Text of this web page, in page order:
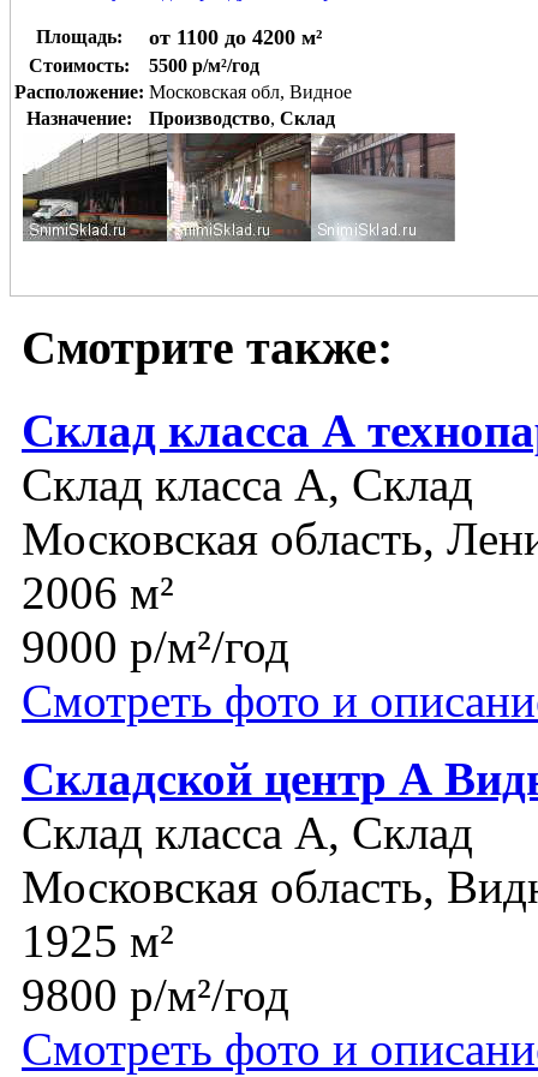
Площадь: от 1100 до 4200 м²
Стоимость:
5500 р/м²/год
Расположение: Московская обл, Видное
Назначение:
Производство, Склад
Смотрите также:
Склад класса А
Склад класса A, Склад
Московская область,
2006 м²
9000 р/м²/год
Смотреть фото и
Складской центр А
Склад класса A, Склад
Московская область,
1925 м²
9800 р/м²/год
Смотреть фото и